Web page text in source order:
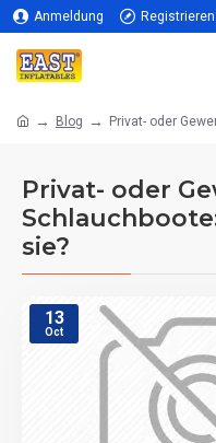
Anmeldung Registrieren
Blog Privat- oder
Privat- oder
sie?
13
Oct